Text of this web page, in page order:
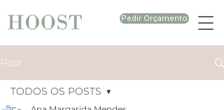
Pedir Orçamento
Post
TODOS OS POSTS